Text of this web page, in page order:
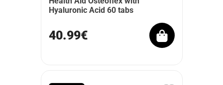
Hyaluronic Acid 60 tabs
40.99€